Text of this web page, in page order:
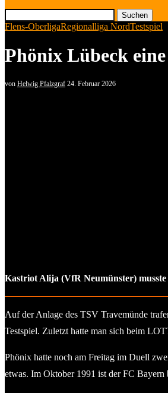
Suchen
Flens-OberligaRegionalliga NordTestspiel
Phönix Lübeck
von Helwig Pfalzgraf 24. Februar 2026
Kastriot Alija (VfR Neumünster)
Auf der Anlage des TSV Travemünde
Testspiel. Zuletzt hatte man sich beim
Phönix hatte noch am Freitag im Duell
etwas. Im Oktober 1991 ist der FC